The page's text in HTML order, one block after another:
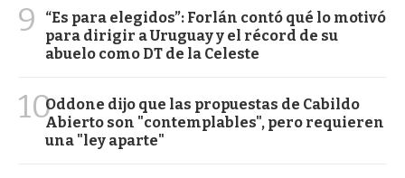
9
“Es para elegidos”: Forlán contó qué lo motivó
para dirigir a Uruguay y el récord de su
abuelo como DT de la Celeste
10Oddone dijo que las propuestas de Cabildo
Abierto son "contemplables", pero requieren
una "ley aparte"